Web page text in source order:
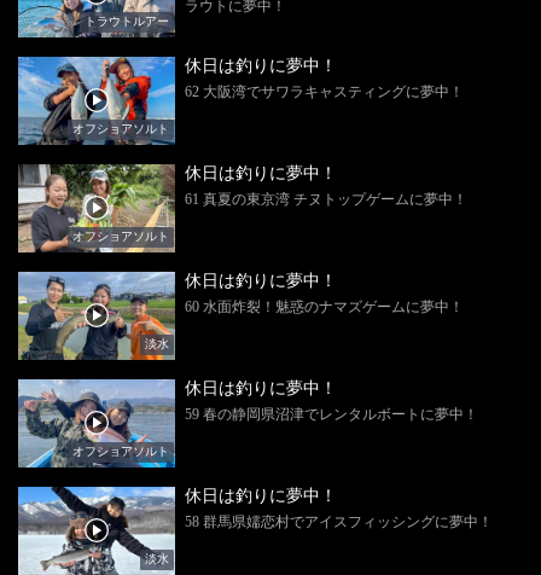
トラウトルアー
ラウトに夢中！
オフショアソルト
休日は釣りに夢中！
62 大阪湾でサワラキャスティングに夢中！
オフショアソルト
休日は釣りに夢中！
61 真夏の東京湾 チヌトップゲームに夢中！
淡水
休日は釣りに夢中！
60 水面炸裂！魅惑のナマズゲームに夢中！
オフショアソルト
休日は釣りに夢中！
59 春の静岡県沼津でレンタルボートに夢中！
淡水
休日は釣りに夢中！
58 群馬県嬬恋村でアイスフィッシングに夢中！